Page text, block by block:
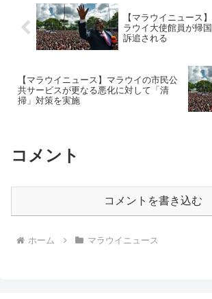
【マラウイニュース
ラウイ大使館員が帰
訴追される
【マラウイニュース】マラウイの市民公
共サービスが更なる悪化に対して「清
掃」対策を実施
コメント
コメントを書き込む
ホーム マラウイニュース